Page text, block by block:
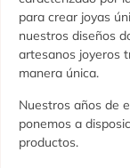
para crear joyas
nuestros diseños
artesanos joyeros
manera única.
Nuestros años de
ponemos a
productos.